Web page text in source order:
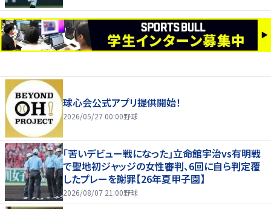
球心会公式アプリ提供開始！
2026/05/27 00:00野球
｢苦いデビュー戦になった｣立命館宇治vs有明戦
で聖地初ジャッジの女性審判、6回に自ら判定覆
したプレーを謝罪【26年夏甲子園】
2026/08/07 21:00野球